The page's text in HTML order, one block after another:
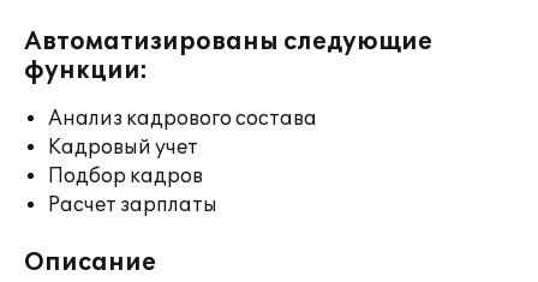
Автоматизированы следующие
функции:
Анализ кадрового состава
Кадровый учет
Подбор кадров
Расчет зарплаты
Описание